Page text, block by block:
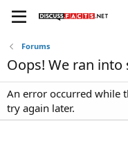
Forums
Oops! We ran
An error occurred while
try again later.